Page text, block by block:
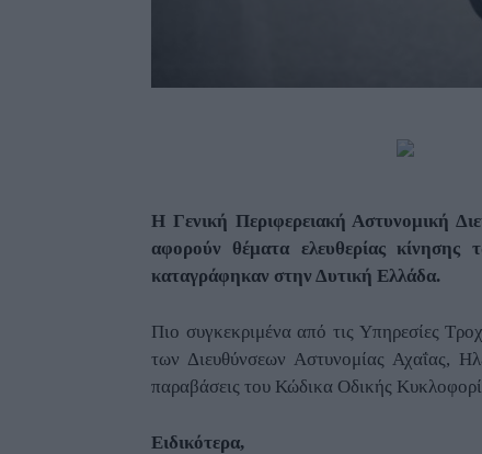
Η Γενική Περιφερειακή Αστυνομική
αφορούν θέματα ελευθερίας
καταγράφηκαν στην Δυτική Ελλάδα.
Πιο συγκεκριμένα από τις Υπηρεσίες
των Διευθύνσεων Αστυνομίας Αχαΐας,
παραβάσεις του Κώδικα Οδικής
Ειδικότερα,